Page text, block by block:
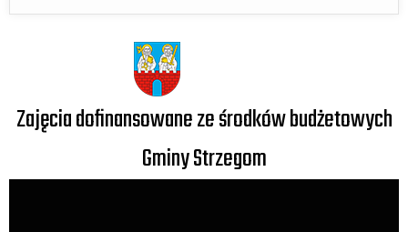
Zajęcia dofinansowane ze środków budżetowych
Gminy Strzegom